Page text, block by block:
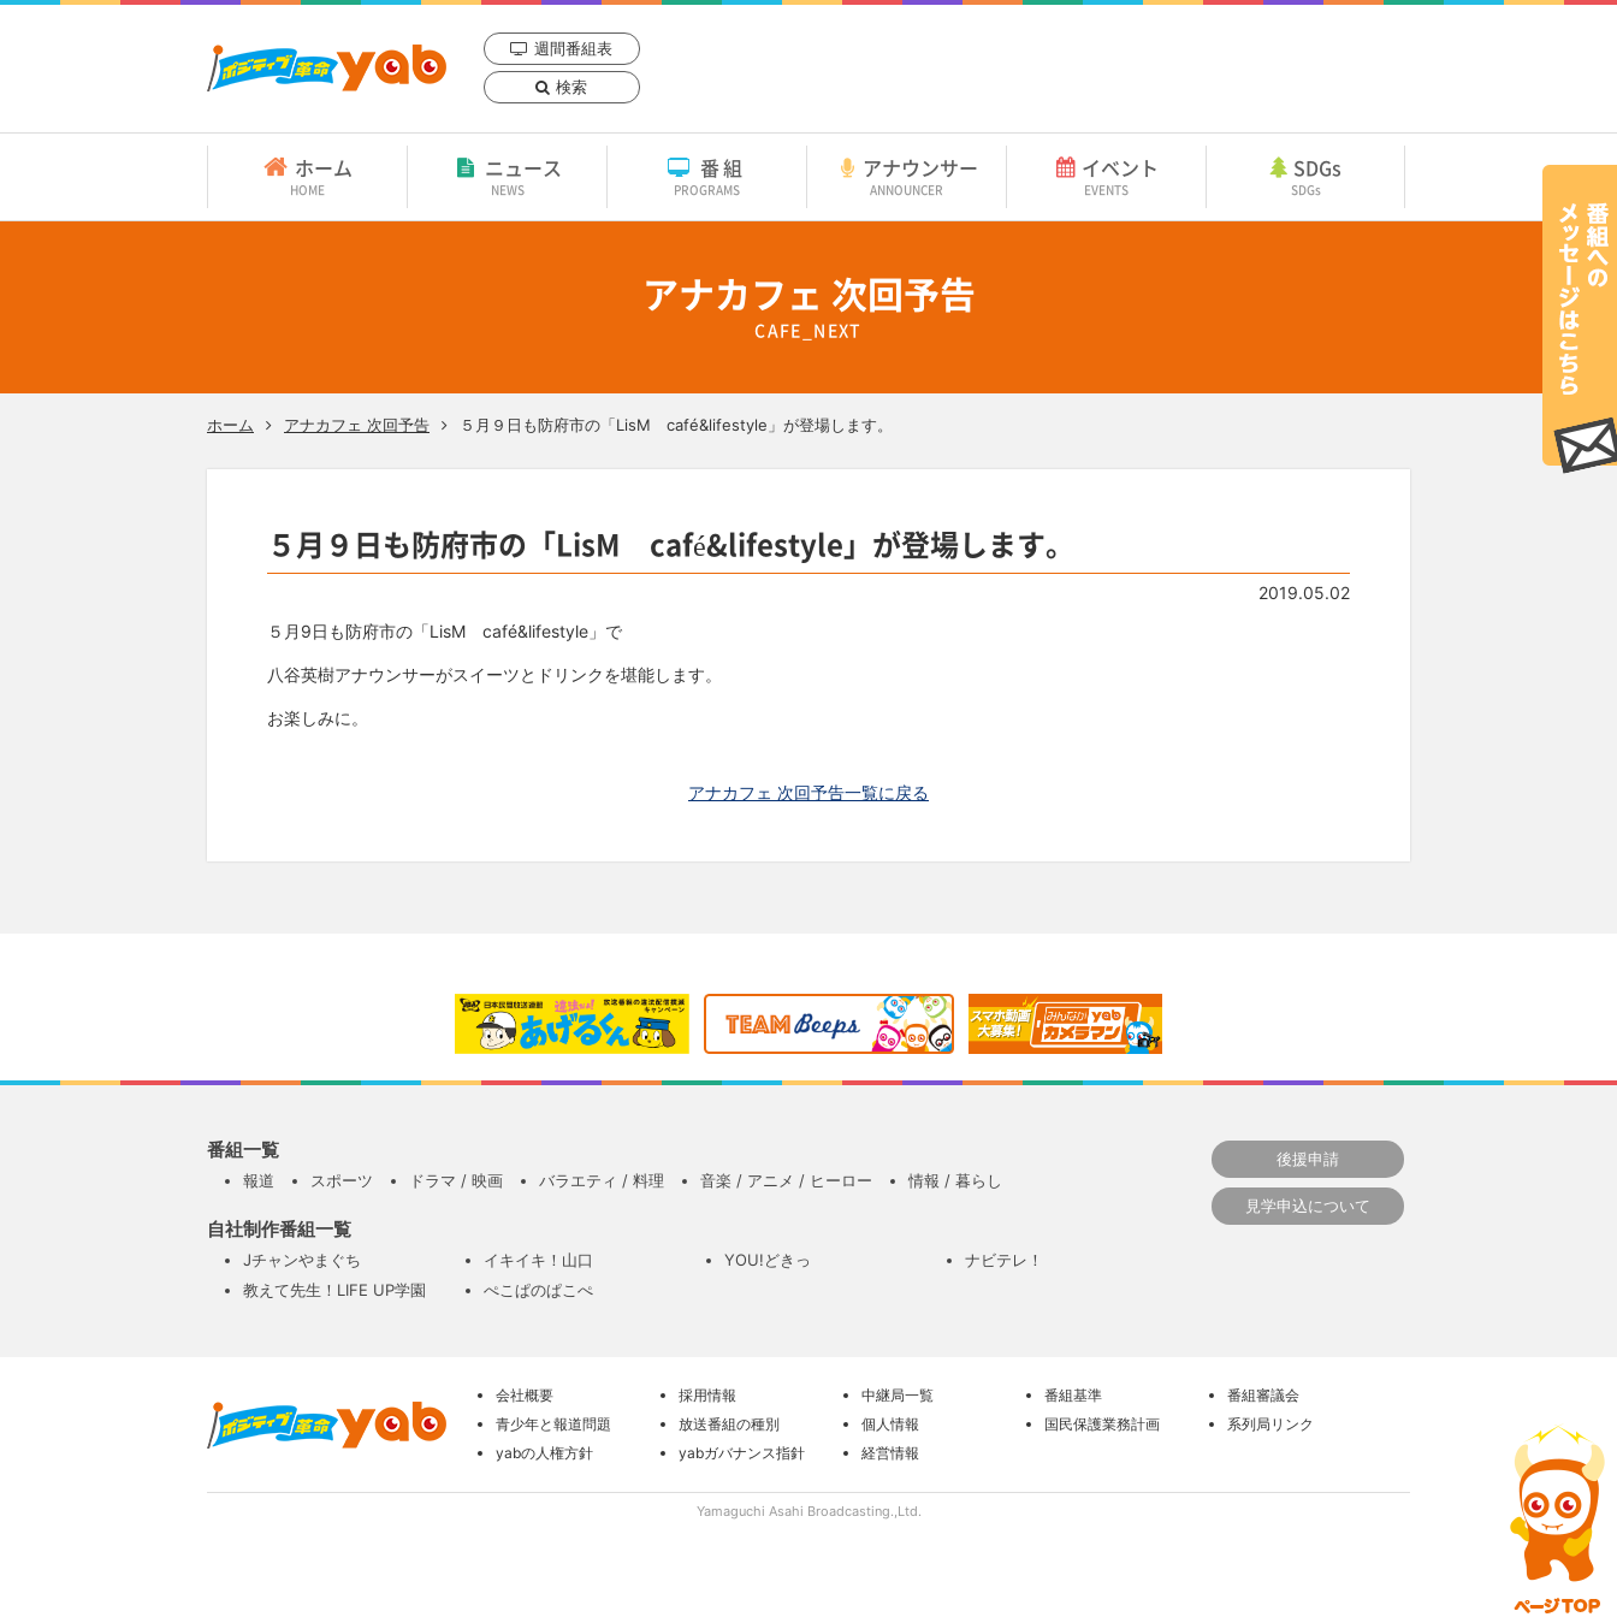
週間番組表
検索
ホーム
HOME
ニュース
NEWS
番組
PROGRAMS
アナウンサー
ANNOUNCER
イベント
EVENTS
SDGs
SDGs
アナカフェ 次回予告
CAFE_NEXT
ホーム アナカフェ 次回予告 ５月９日も防府市の「LisM café&lifestyle」が登場します。
５月９日も防府市の「LisM café&lifestyle」が登場します。
2019.05.02
５月9日も防府市の「LisM café&lifestyle」で
八谷英樹アナウンサーがスイーツとドリンクを堪能します。
お楽しみに。
アナカフェ 次回予告一覧に戻る
番組一覧
報道 スポーツ ドラマ / 映画 バラエティ / 料理 音楽 / アニメ / ヒーロー 情報 / 暮らし
自社制作番組一覧
Jチャンやまぐち イキイキ！山口 YOU!どきっ
ナビテレ！
教えて先生！LIFE UP学園
ぺこぱのぱこぺ
後援申請
見学申込について
会社概要 採用情報 中継局一覧 番組基準
番組審議会
青少年と報道問題
放送番組の種別 個人情報 国民保護業務計画
系列局リンク
yabの人権方針
yabガバナンス指針 経営情報
Yamaguchi Asahi Broadcasting.,Ltd.